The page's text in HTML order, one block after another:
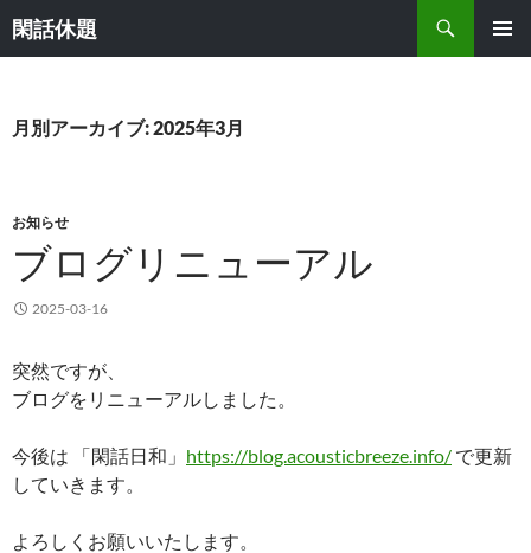
閑話休題
索
ン
キ
プ
月別アーカイブ: 2025年3月
お知らせ
ブログリニューアル
2025-03-16
突然ですが、
ブログをリニューアルしました。
今後は 「閑話日和」 https://blog.acousticbreeze.info/ で更新
していきます。
よろしくお願いいたします。